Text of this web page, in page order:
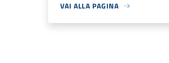
VAI ALLA PAGINA